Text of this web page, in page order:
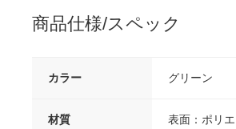
商品仕様/スペック
カラー グリーン
材質
表面：ポリ